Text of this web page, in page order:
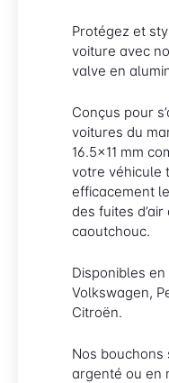
Protégez et
voiture avec
valve en
Conçus pour
voitures du
16.5×11 mm
votre véhicule
efficacement
des fuites
caoutchouc.
Disponibles en
Volkswagen,
Citroën.
Nos bouchons
argenté ou en